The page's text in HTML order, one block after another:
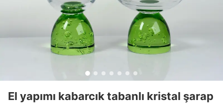
El yapımı kabarcık tabanlı kristal şarap